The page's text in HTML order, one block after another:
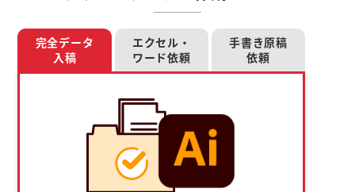
完全データ
入稿
エクセル・
ワード依頼
手書き原稿
依頼